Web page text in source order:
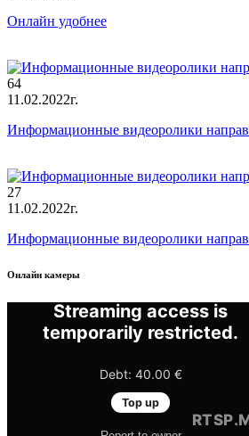
Онлайн удобнее
64
11.02.2022г.
Информационные видеоролики
27
11.02.2022г.
Информационные видеоролики
Онлайн камеры